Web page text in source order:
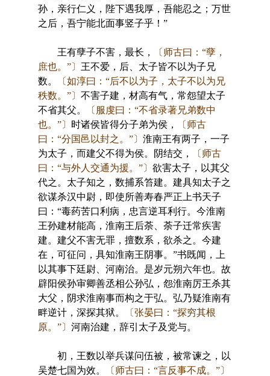
孙，亲行仁义，陛下遇我厚，吾能忍之；万世
之后，吾宁能北面事竖子乎！”
王有孽子不害，最长，
〔师古曰：“孽，
庶也。”〕 王不爱，后、太子皆不以为子兄
数。
〔如淳曰：“后不以为子，太子不以为兄
秩数。”〕 不害子建，材高有气，常怨望太子
不省其父。
〔服虔曰：“不省录著兄弟数中
也。”〕 时诸侯皆得分子弟为侯，
〔师古
曰：“分国邑以封之。”〕 淮南王有两子，一子
为太子，而建父不得为侯。阴结交，
〔师古
曰：“与外人交通为援。”〕 欲害太子，以其父
代之。太子知之，数捕系笞建。建具知太子之
欲谋杀汉中尉，即使所善寿春严正上书天子
曰：“毒药苦口利病，忠言逆耳利行。今淮南
王孙建材能高，淮南王后荼、荼子迁常疾害
建。建父不害无罪，擅数系，欲杀之。今建
在，可征问，具知淮南王阴事。”书既闻，上
以其事下廷尉、河南治。是岁元朔六年也。故
辟阳侯孙审卿善丞相公孙弘，怨淮南厉王杀其
大父，阴求淮南事而构之于弘。弘乃疑淮南有
畔逆计，深探其狱。
〔张晏曰：“探穷其根
原。”〕 河南治建，辞引太子及党与。
初，王数以举兵谋问伍被，被常谏之，以
吴楚七国为效。
〔师古曰：“言反事不成。”〕